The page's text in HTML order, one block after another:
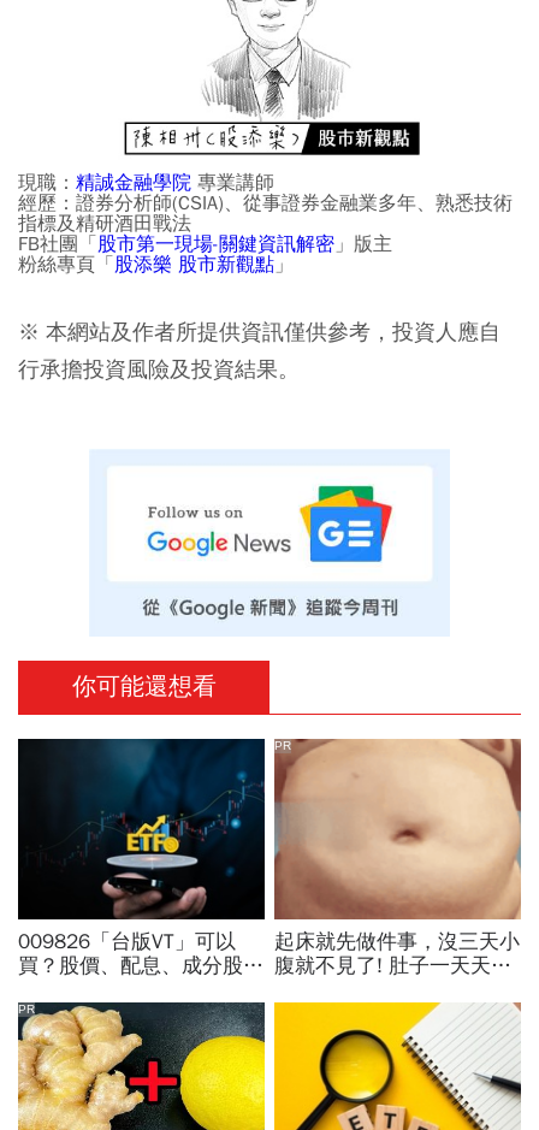
現職： 精誠金融學院 專業講師
經歷：證券分析師(CSIA)、從事證券金融業多年、熟悉技術
指標及精研酒田戰法
FB社團「 股市第一現場-關鍵資訊解密 」版主
粉絲專頁「 股添樂 股市新觀點 」
※ 本網站及作者所提供資訊僅供參考，投資人應自
行承擔投資風險及投資結果。
你可能還想看
009826「台版VT」可以
買？股價、配息、成分股…
周冠男都說009826上市是
邁大步？
起床就先做件事，沒三天小
腹就不見了! 肚子一天天變
PR
PR